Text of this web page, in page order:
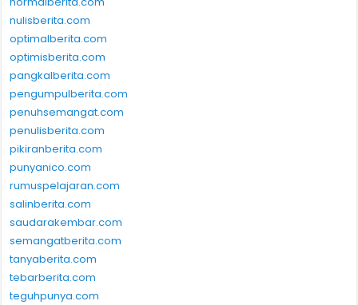
nulisberita.com
optimalberita.com
optimisberita.com
pangkalberita.com
pengumpulberita.com
penuhsemangat.com
penulisberita.com
pikiranberita.com
punyanico.com
rumuspelajaran.com
salinberita.com
saudarakembar.com
semangatberita.com
tanyaberita.com
tebarberita.com
teguhpunya.com